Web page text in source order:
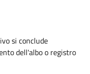
si conclude
dell'albo o registro